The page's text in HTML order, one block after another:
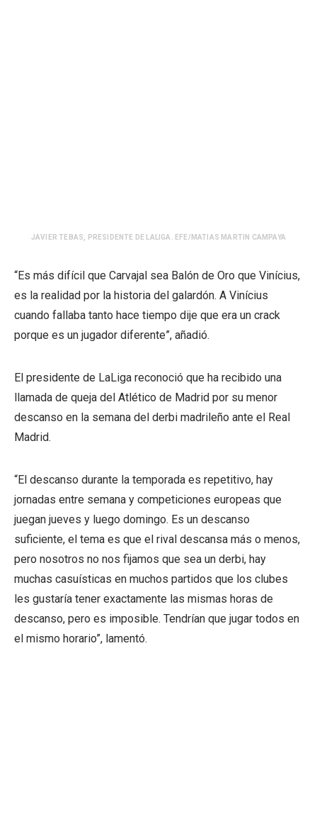
JAVIER TEBAS, PRESIDENTE DE LALIGA. EFE/MATIAS MARTIN CAMPAYA
“Es más difícil que Carvajal sea Balón de Oro que Vinícius,
es la realidad por la historia del galardón. A Vinícius
cuando fallaba tanto hace tiempo dije que era un crack
porque es un jugador diferente”, añadió.
El presidente de LaLiga reconoció que ha recibido una
llamada de queja del Atlético de Madrid por su menor
descanso en la semana del derbi madrileño ante el Real
Madrid.
“El descanso durante la temporada es repetitivo, hay
jornadas entre semana y competiciones europeas que
juegan jueves y luego domingo. Es un descanso
suficiente, el tema es que el rival descansa más o menos,
pero nosotros no nos fijamos que sea un derbi, hay
muchas casuísticas en muchos partidos que los clubes
les gustaría tener exactamente las mismas horas de
descanso, pero es imposible. Tendrían que jugar todos en
el mismo horario”, lamentó.